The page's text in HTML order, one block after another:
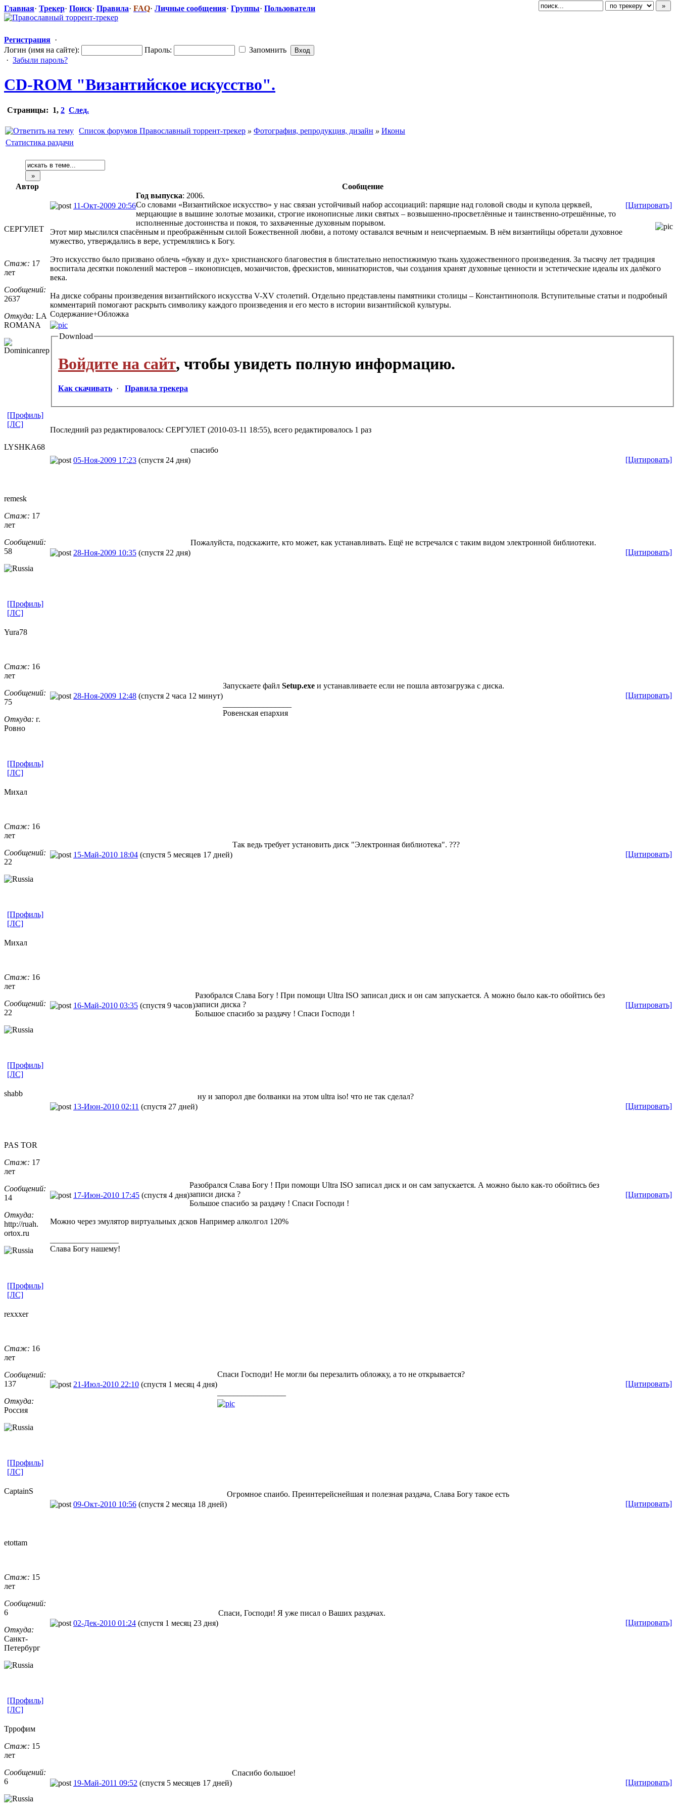
Главная· Трекер· Поиск· Правила· FAQ· Личные сообщения· Группы· Пользователи
Регистрация ·
Логин (имя на сайте):
Пароль:
Запомнить
· Забыли пароль?
CD-ROM "Византи​йское искусство".
Страницы: 1, 2 След.
Список форумов Православный торрент-трекер » Фотография, репродукция, дизайн » Иконы
Статистика раздачи
Автор Сообщение
СЕРГУЛЕТ
Стаж: 17
лет
Сообщений:
2637
Откуда: LA
ROMANA
11-Окт-2009 20:56 [Цитировать]
Год выпуска: 2006.
Со словами «Византийское искусство» у нас связан устойчивый набор ассоциаций: парящие над головой своды и купола церквей,
мерцающие в вышине золотые мозаики, строгие иконописные лики святых – возвышенно-просветлённые и таинственно-отрешённые, то
исполненные достоинства и покоя, то захваченные духовным порывом.
Этот мир мыслился спасённым и преображённым силой Божественной любви, а потому оставался вечным и неисчерпаемым. В нём византийцы обретали духовное
мужество, утверждались в вере, устремлялись к Богу.
Это искусство было призвано облечь «букву и дух» христианского благовестия в блистательно непостижимую ткань художественного произведения. За тысячу лет традиция
воспитала десятки поколений мастеров – иконописцев, мозаичистов, фрескистов, миниатюристов, чьи создания хранят духовные ценности и эстетические идеалы их далёкого
века.
На диске собраны произведения византийского искусства V-XV столетий. Отдельно представлены памятники столицы – Константинополя. Вступительные статьи и подробный
комментарий помогают раскрыть символику каждого произведения и его место в истории византийской культуры.
Содержание+Обложка
Download
Войдите на сайт, чтобы увидеть полную информацию.
Как скачивать · Правила трекера
Последний раз редактировалось: СЕРГУЛЕТ (2010-03-11 18:55), всего редактировалось 1 раз
[Профиль]
[ЛС]
LYSHKA68
05-Ноя-2009 17:23 (спустя 24 дня) [Цитировать]
спасибо
remesk
Стаж: 17
лет
Сообщений:
58
28-Ноя-2009 10:35 (спустя 22 дня) [Цитировать]
Пожалуйста, подскажите, кто может, как устанавливать. Ещё не встречался с таким видом электронной библиотеки.
[Профиль]
[ЛС]
Yura78
Стаж: 16
лет
Сообщений:
75
Откуда: г.
Ровно
28-Ноя-2009 12:48 (спустя 2 часа 12 минут) [Цитировать]
Запускаете файл Setup.exe и устанавливаете если не пошла автозагрузка с диска.
Ровенская епархия
[Профиль]
[ЛС]
Михал
Стаж: 16
лет
Сообщений:
22
15-Май-2010 18:04 (спустя 5 месяцев 17 дней) [Цитировать]
Так ведь требует установить диск "Электронная библиотека". ???
[Профиль]
[ЛС]
Михал
Стаж: 16
лет
Сообщений:
22
16-Май-2010 03:35 (спустя 9 часов) [Цитировать]
Разобрался Слава Богу ! При помощи Ultra ISO записал диск и он сам запускается. А можно было как-то обойтись без
записи диска ?
Большое спасибо за раздачу ! Спаси Господи !
[Профиль]
[ЛС]
shabb
13-Июн-2010 02:11 (спустя 27 дней) [Цитировать]
ну и запорол две болванки на этом ultra iso! что не так сделал?
PAS TOR
Стаж: 17
лет
Сообщений:
14
Откуда:
http://ruah.
ortox.ru
17-Июн-2010 17:45 (спустя 4 дня) [Цитировать]
Разобрался Слава Богу ! При помощи Ultra ISO записал диск и он сам запускается. А можно было как-то обойтись без
записи диска ?
Большое спасибо за раздачу ! Спаси Господи !
Можно через эмулятор виртуальных дсков Например алколгол 120%
Слава Богу нашему!
[Профиль]
[ЛС]
rexxxer
Стаж: 16
лет
Сообщений:
137
Откуда:
Россия
21-Июл-2010 22:10 (спустя 1 месяц 4 дня) [Цитировать]
Спаси Господи! Не могли бы перезалить обложку, а то не открывается?
[Профиль]
[ЛС]
CaptainS
09-Окт-2010 10:56 (спустя 2 месяца 18 дней) [Цитировать]
Огромное спаибо. Преинтерейснейшая и полезная раздача, Слава Богу такое есть
etottam
Стаж: 15
лет
Сообщений:
6
Откуда:
Санкт-
Петерб​ург
02-Дек-2010 01:24 (спустя 1 месяц 23 дня) [Цитировать]
Спаси, Господи! Я уже писал о Ваших раздачах.
[Профиль]
[ЛС]
Тррофим
Стаж: 15
лет
Сообщений:
6
19-Май-2011 09:52 (спустя 5 месяцев 17 дней) [Цитировать]
Спасибо большое!